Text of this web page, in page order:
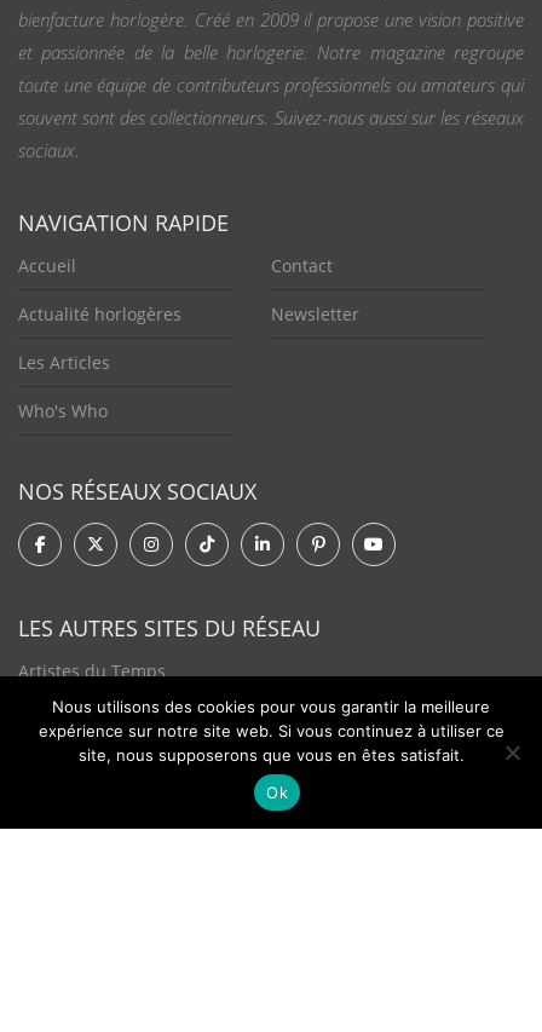
bienfacture horlogère. Créé en 2009 il propose une vision positive
et passionnée de la belle horlogerie. Notre magazine regroupe
toute une équipe de contributeurs professionnels ou amateurs qui
souvent sont des collectionneurs. Suivez-nous aussi sur les réseaux
sociaux.
NAVIGATION RAPIDE
Accueil
Actualité horlogères
Les Articles
Who's Who
Contact
Newsletter
NOS RÉSEAUX SOCIAUX
LES AUTRES SITES DU RÉSEAU
Artistes du Temps
Tendances Plurielles
Nous utilisons des cookies pour vous garantir la meilleure
expérience sur notre site web. Si vous continuez à utiliser ce
site, nous supposerons que vous en êtes satisfait.
Ok